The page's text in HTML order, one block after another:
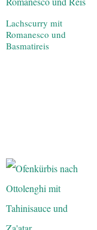
Lachscurry mit
Romanesco und
Basmatireis